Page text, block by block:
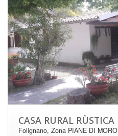
CASA RURAL RÙSTICA
Folignano, Zona PIANE DI MORO